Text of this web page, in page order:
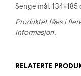
Senge mål: 134×185
Produktet fåes i
informasjon.
RELATERTE